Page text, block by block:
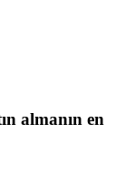
almanın en